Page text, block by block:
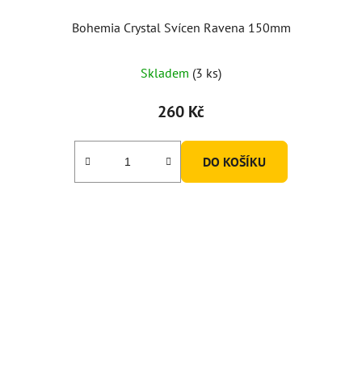
Bohemia Crystal Svícen Ravena 150mm
Skladem (3 ks)
260 Kč
DO KOŠÍKU